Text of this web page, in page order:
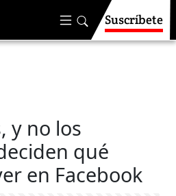
Suscríbete
y no los
qué
en Facebook